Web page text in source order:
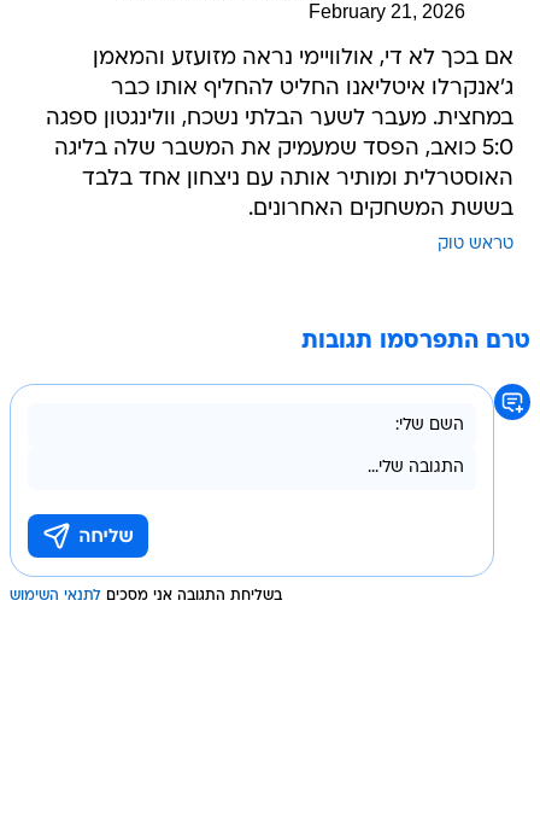
February 21, 2026
אם בכך לא די, אולוויימי נראה מזועזע והמאמן
ג'אנקרלו איטליאנו החליט להחליף אותו כבר
במחצית. מעבר לשער הבלתי נשכח, וולינגטון ספגה
5:0 כואב, הפסד שמעמיק את המשבר שלה בליגה
האוסטרלית ומותיר אותה עם ניצחון אחד בלבד
בששת המשחקים האחרונים.
טראש טוק
טרם התפרסמו תגובות
בשליחת התגובה אני מסכים לתנאי השימוש